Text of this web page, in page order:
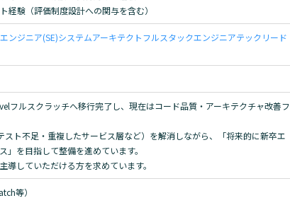
経験（評価制度設計への関与を含む）
ンジニア(SE)システムアーキテクトフルスタックエンジニアテックリード
フルスクラッチへ移行完了し、現在はコード品質・アーキテクチャ改善フ
ト不足・重複したサービス層など）を解消しながら、「将来的に新卒エ
」を目指して整備を進めています。
導していただける方を求めています。
等）